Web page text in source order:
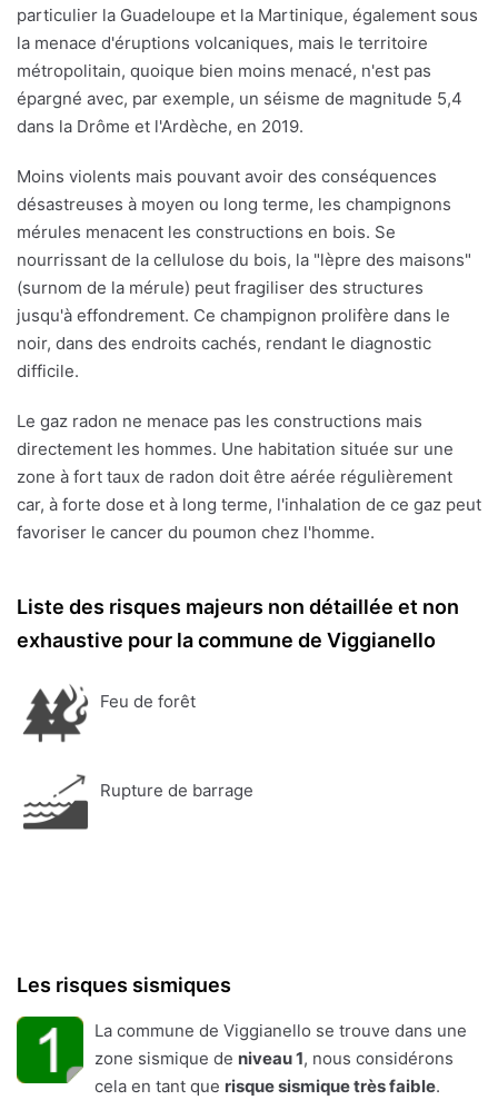
particulier la Guadeloupe et la Martinique, également sous
la menace d'éruptions volcaniques, mais le territoire
métropolitain, quoique bien moins menacé, n'est pas
épargné avec, par exemple, un séisme de magnitude 5,4
dans la Drôme et l'Ardèche, en 2019.
Moins violents mais pouvant avoir des conséquences
désastreuses à moyen ou long terme, les champignons
mérules menacent les constructions en bois. Se
nourrissant de la cellulose du bois, la "lèpre des maisons"
(surnom de la mérule) peut fragiliser des structures
jusqu'à effondrement. Ce champignon prolifère dans le
noir, dans des endroits cachés, rendant le diagnostic
difficile.
Le gaz radon ne menace pas les constructions mais
directement les hommes. Une habitation située sur une
zone à fort taux de radon doit être aérée régulièrement
car, à forte dose et à long terme, l'inhalation de ce gaz peut
favoriser le cancer du poumon chez l'homme.
Liste des risques majeurs non détaillée et non
exhaustive pour la commune de Viggianello
Feu de forêt
Rupture de barrage
Les risques sismiques
La commune de Viggianello se trouve dans une
zone sismique de niveau 1, nous considérons
cela en tant que risque sismique très faible.